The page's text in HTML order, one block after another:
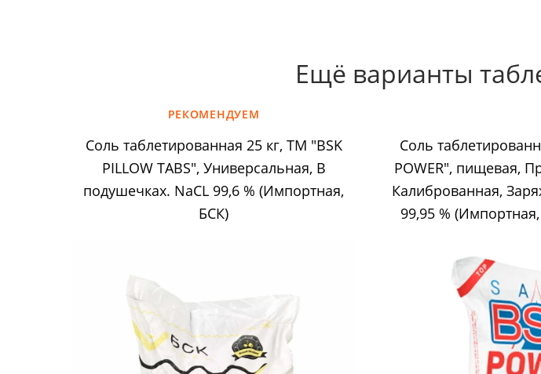
Ещё варианты
РЕКОМЕНДУЕМ
Соль таблетированная 25 кг, ТМ "BSK
PILLOW TABS", Универсальная, В
подушечках. NaCL 99,6 % (Импортная,
БСК)
Соль
POWER", пищевая,
Калиброванная,
99,95 %